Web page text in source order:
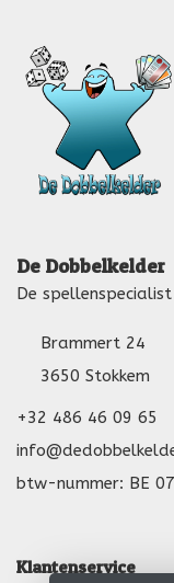
De Dobbelkelder
De
Brammert 24
3650 Stokkem
+32 486 46 09 65
btw-nummer: BE
Klantenservice